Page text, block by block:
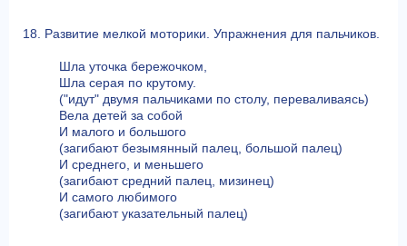
18. Развитие мелкой моторики. Упражнения для пальчиков.
Шла уточка бережочком,
Шла серая по крутому.
("идут" двумя пальчиками по столу, переваливаясь)
Вела детей за собой
И малого и большого
(загибают безымянный палец, большой палец)
И среднего, и меньшего
(загибают средний палец, мизинец)
И самого любимого
(загибают указательный палец)